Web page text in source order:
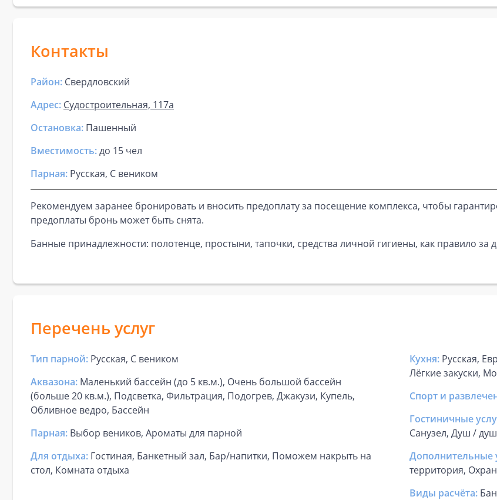
Контакты
Район: Свердловский
Адрес: Cудостроительная, 117а
Остановка: Пашенный
Вместимость:до 15 чел
Парная: Русская, С веником
Рекомендуем заранее бронировать и вносить предоплату за посещение комплекса, чтобы
предоплаты бронь может быть снята.
Банные принадлежности: полотенце, простыни, тапочки, средства личной гигиены, как правило за
Перечень услуг
Тип парной: Русская, С веником
Аквазона: Маленький бассейн (до 5 кв.м.), Очень большой бассейн
(больше 20 кв.м.), Подсветка, Фильтрация, Подогрев, Джакузи, Купель,
Обливное ведро, Бассейн
Парная: Выбор веников, Ароматы для парной
Для отдыха: Гостиная, Банкетный зал, Бар/напитки, Поможем накрыть на
стол, Комната отдыха
Кухня: Русская,
Лёгкие закуски,
Спорт и
Гостиничные
Санузел, Душ /
Дополнительные
территория,
Виды расчёта: